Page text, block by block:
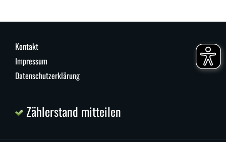
Kontakt
Impressum
Datenschutzerklärung
Zählerstand mitteilen